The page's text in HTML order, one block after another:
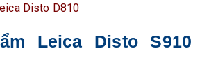
Disto D810
Leica Disto S910